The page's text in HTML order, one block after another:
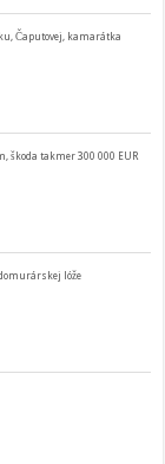
Čaputovej, kamarátka
škoda takmer 300 000 EUR
lóže